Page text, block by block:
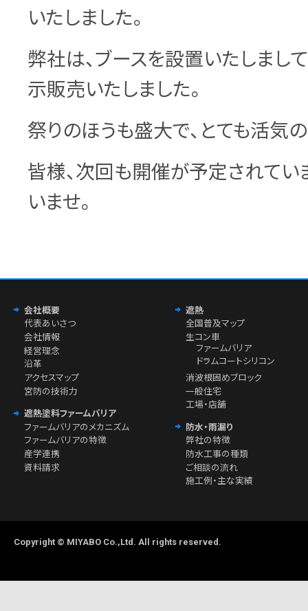
いたしました。
弊社は、ブースを設置いたしまし
示販売いたしました。
祭りのほうも盛大で、とても活気
皆様、次回も開催が予定されてい
いませ。
会社概要
代表あいさつ
会社情報
経営理念
沿革
アクセスマップ
宮防の技術力
遮熱塗料ファームバリア
ファームバリアのメカニズム
ファームバリアの特徴
産学連携
資料請求
遮熱
全国普及マップ
生コン車
ファームバリア
ドラムコートシリコン
消波根固めブロック
一般住宅
工場・店舗
防水・雨漏り
弊社の特徴
防水工事の種類
ご相談の流れ
施工例・主な実績
Copyright © MIYABO Co.,Ltd. All rights reserved.